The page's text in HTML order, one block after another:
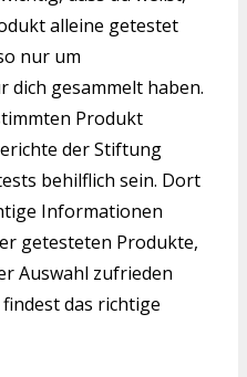
alleine getestet
nur um
dich gesammelt haben.
Produkt
der Stiftung
behilflich sein. Dort
Informationen
getesteten Produkte,
Auswahl zufrieden
das richtige